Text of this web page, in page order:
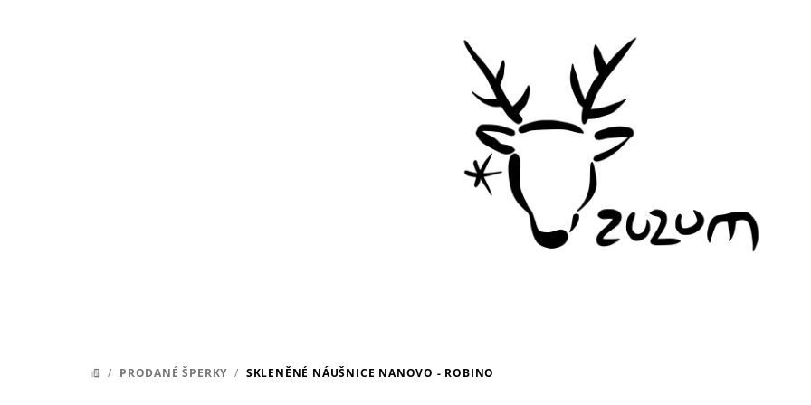
DOMŮ
/ PRODANÉ ŠPERKY / SKLENĚNÉ NÁUŠNICE NANOVO - ROBINO